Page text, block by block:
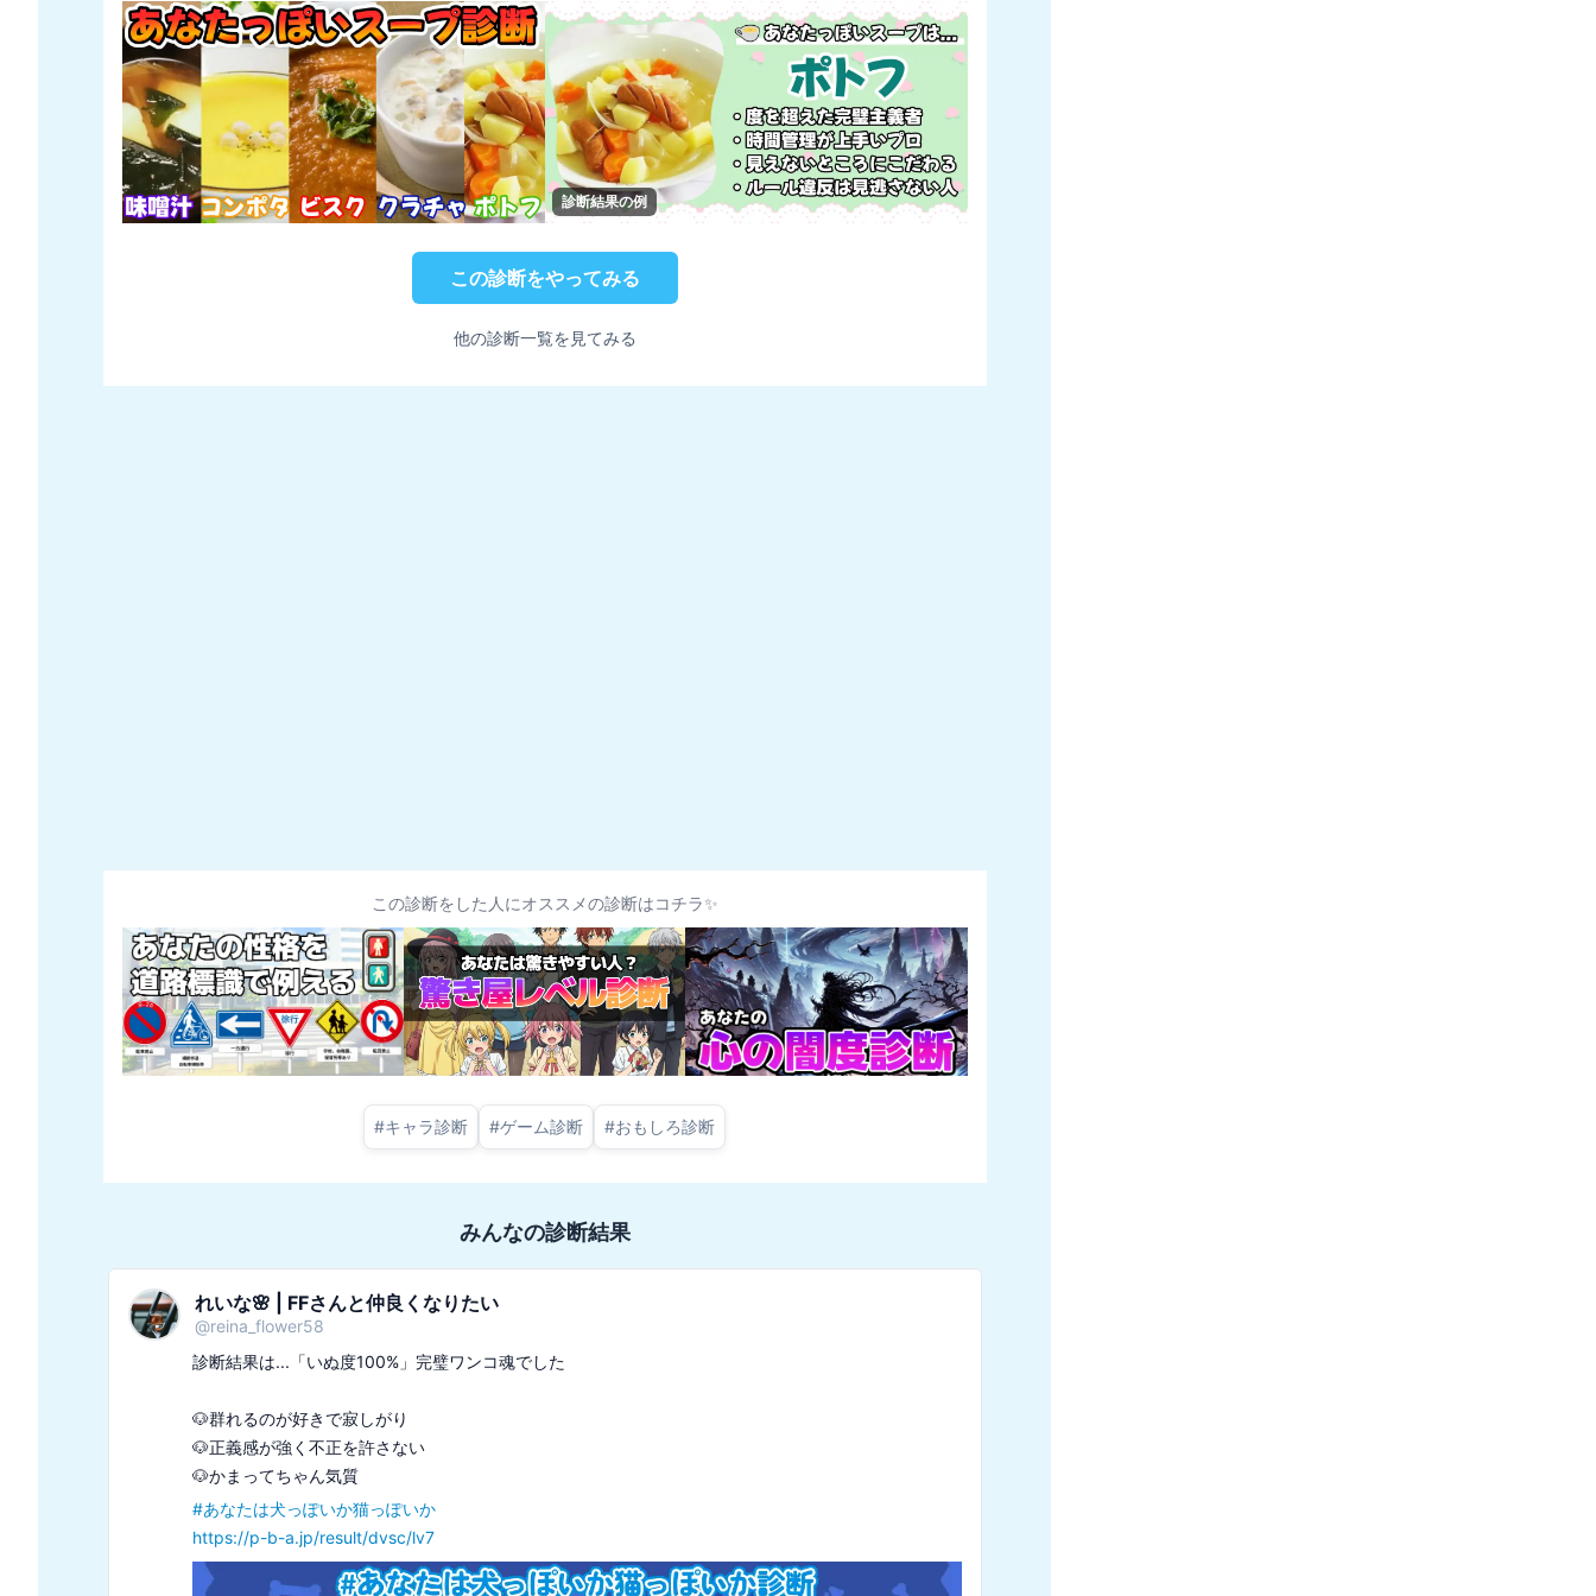
診断結果の例
この診断をやってみる
他の診断一覧を見てみる
この診断をした人にオススメの診断はコチラ✨
#キャラ診断 #ゲーム診断 #おもしろ診断
みんなの診断結果
れいな🌸 | FFさんと仲良くなりたい
@reina_flower58
診断結果は...「いぬ度100%」⁨⁩完璧ワンコ魂でした
🐶群れるのが好きで寂しがり
🐶正義感が強く不正を許さない
🐶かまってちゃん気質
#あなたは犬っぽいか猫っぽいか
https://p-b-a.jp/result/dvsc/lv7